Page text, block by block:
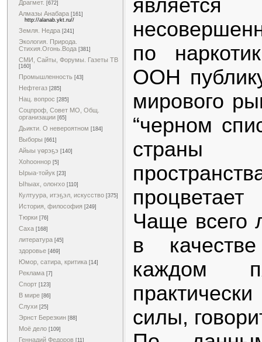
Драгмет. [672]
Алмазы Анабара [161]
http://alanab.ykt.ru//
Земля. Недра [241]
Экология. Природа.
Стихия.Огонь.Вода [381]
СМИ, Сайты, Форумы. Газеты ТВ
[160]
Промышленность [43]
Нефтегаз [285]
Нац. вопрос [285]
Соцпроф, Совет МО, Общ.
организации [65]
Дьикти. О невероятном [184]
Выборы [661]
Айыы үөрэҕэ [140]
Хоһооннор [5]
Ырыа-тойук [23]
Ыһыах, олоҥхо [110]
Култуура, итэҕэл, искусство [375]
История, философия [249]
Тюрки [76]
Саха [168]
литература [45]
здоровье [469]
Юмор, сатира, критика [14]
Реклама [7]
Спорт [123]
В мире [86]
Слухи [25]
Эрнст Березкин [88]
Моё дело [109]
Геннадий Федоров [11]
является
по
ООН
мирового
“черном
страны
Чаще всего
в
каждом
силы,